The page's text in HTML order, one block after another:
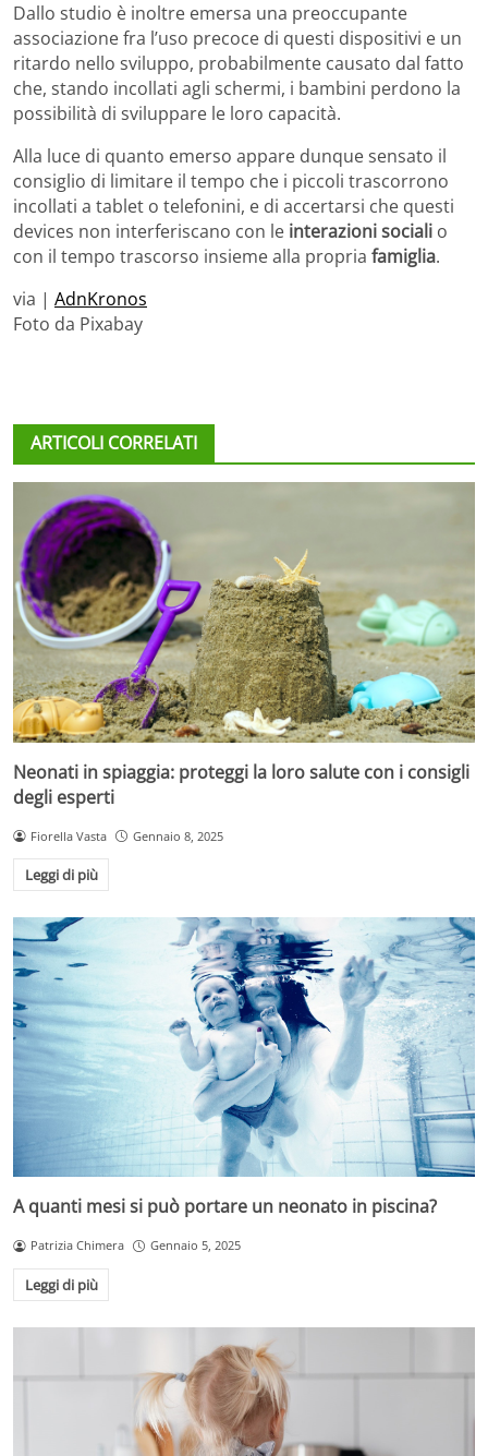
Dallo studio è inoltre emersa una preoccupante
associazione fra l’uso precoce di questi dispositivi e un
ritardo nello sviluppo, probabilmente causato dal fatto
che, stando incollati agli schermi, i bambini perdono la
possibilità di sviluppare le loro capacità.
Alla luce di quanto emerso appare dunque sensato il
consiglio di limitare il tempo che i piccoli trascorrono
incollati a tablet o telefonini, e di accertarsi che questi
devices non interferiscano con le interazioni sociali o
con il tempo trascorso insieme alla propria famiglia.
via | AdnKronos
Foto da Pixabay
ARTICOLI CORRELATI
Neonati in spiaggia: proteggi la loro salute con i consigli
degli esperti
Fiorella Vasta Gennaio 8, 2025
Leggi di più
A quanti mesi si può portare un neonato in piscina?
Patrizia Chimera Gennaio 5, 2025
Leggi di più